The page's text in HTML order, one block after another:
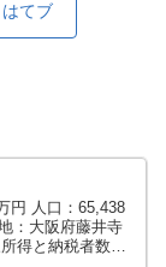
はてブ
円 人口：65,438
：大阪府藤井寺
得と納税者数で